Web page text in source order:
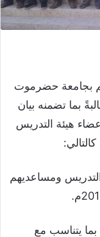
بجامعة حضرموت
بما تضمنه بيان
هيئة التدريس
ومساعديهم
بما يتناسب مع